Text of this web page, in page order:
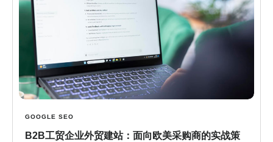
GOOGLE SEO
B2B工贸企业外贸建站：面向欧美采购商的实战策